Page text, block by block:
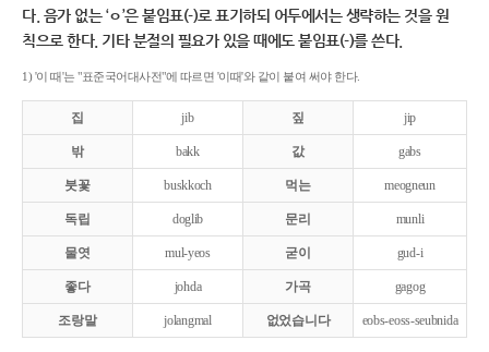
다. 음가 없는 ‘ㅇ’은 붙임표(-)로 표기하되 어두에서는 생략하는 것을 원
칙으로 한다. 기타 분절의 필요가 있을 때에도 붙임표(-)를 쓴다.
1) '이 때'는 "표준국어대사전"에 따르면 '이때'와 같이 붙여 써야 한다.
집 jib 짚 jip
밖 bakk 값 gabs
붓꽃 buskkoch 먹는 meogneun
독립 doglib 문리 munli
물엿 mul-yeos 굳이 gud-i
좋다 johda 가곡 gagog
조랑말 jolangmal 없었습니다 eobs-eoss-seubnida